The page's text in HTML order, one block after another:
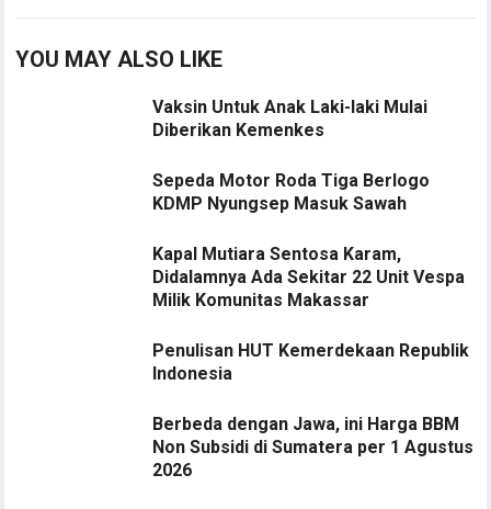
YOU MAY ALSO LIKE
Vaksin Untuk Anak Laki-laki Mulai
Diberikan Kemenkes
Sepeda Motor Roda Tiga Berlogo
KDMP Nyungsep Masuk Sawah
Kapal Mutiara Sentosa Karam,
Didalamnya Ada Sekitar 22 Unit Vespa
Milik Komunitas Makassar
Penulisan HUT Kemerdekaan Republik
Indonesia
Berbeda dengan Jawa, ini Harga BBM
Non Subsidi di Sumatera per 1 Agustus
2026